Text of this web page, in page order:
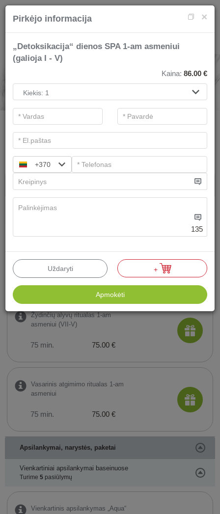
.
Ieškoti
Dovanų idėjos
Terapeutai rekomenduoja
60 min. 118.00 €
Žydinčių alyvų ritualas 1-am
asmeniui (VII-V)
75 min. 75.00 €
Vasarinis atgimimo ritualas 1-am
asmeniui
75 min. 75.00 €
Apsilankymai, narystės, paketai
Vienkartiniai apsilankymai baseinuose
Turime 5pasiūlymų
Vienkartinis apsilankymas „Aqua“
×
Pirkėjo informacija
„Detoksikacija“ dienos SPA 1-am asmeniui
(galioja I - V)
Kaina: 86.00 €
+370
135
Uždaryti +
Apmokėti